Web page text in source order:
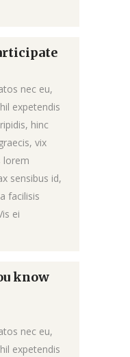
nec eu,
expetendis
hinc
vix
lorem
sensibus id,
facilisis
ei
know
nec eu,
expetendis